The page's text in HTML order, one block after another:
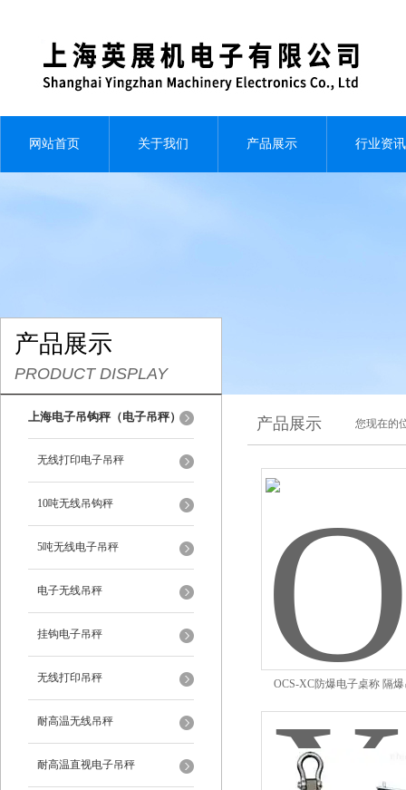
网站首页 关于我们 产品展示 行业资讯
产品展示
PRODUCT DISPLAY
上海电子吊钩秤（电子吊秤）
无线打印电子吊秤
10吨无线吊钩秤
5吨无线电子吊秤
电子无线吊秤
挂钩电子吊秤
无线打印吊秤
耐高温无线吊秤
耐高温直视电子吊秤
产品展示 您现在的
OCS-XC防爆电子桌称 隔